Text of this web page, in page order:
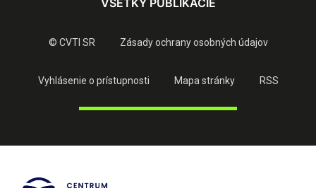
VŠETKY PUBLIKÁCIE
© CVTI SR Zásady ochrany osobných údajov
Vyhlásenie o prístupnosti Mapa stránky RSS